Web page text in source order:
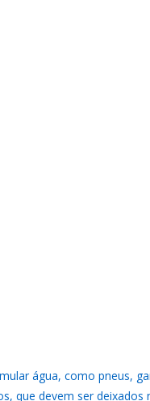
água, como pneus,
que devem ser deixados